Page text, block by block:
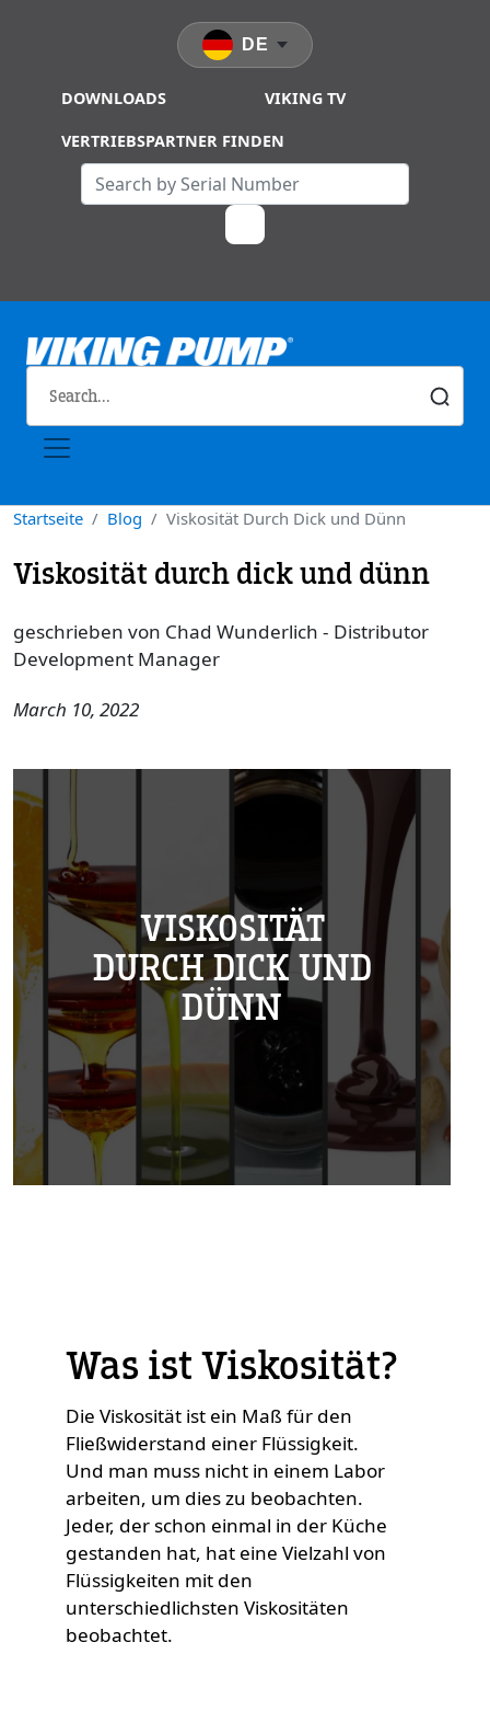
DOWNLOADS VIKING TV
VERTRIEBSPARTNER FINDEN
DE
Startseite Blog Viskosität Durch Dick und Dünn
Viskosität durch dick und dünn
geschrieben von Chad Wunderlich - Distributor
Development Manager
March 10, 2022
Custom Content
VISKOSITÄT
DURCH DICK UND
DÜNN
Was ist Viskosität?
Die Viskosität ist ein Maß für den
Fließwiderstand einer Flüssigkeit.
Und man muss nicht in einem Labor
arbeiten, um dies zu beobachten.
Jeder, der schon einmal in der Küche
gestanden hat, hat eine Vielzahl von
Flüssigkeiten mit den
unterschiedlichsten Viskositäten
beobachtet.